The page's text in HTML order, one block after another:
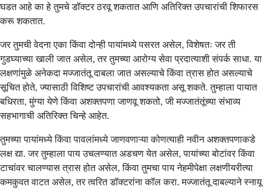
घडत आहे का हे तुमचे डॉक्टर ठरवू शकतात आणि अतिरिक्त उपचारांची शिफारस
करू शकतात.
जर तुमची वेदना एका किंवा दोन्ही पायांमध्ये पसरत असेल, विशेषतः जर ती
गुडघ्याच्या खाली जात असेल, तर तुमच्या आरोग्य सेवा प्रदात्याशी संपर्क साधा. या
लक्षणांमुळे अनेकदा मज्जातंतू दाबला जात असल्याचे किंवा त्रास होत असल्याचे
सूचित होते, ज्यासाठी विशिष्ट उपचारांची आवश्यकता असू शकते. तुम्हाला पायात
बधिरता, मुंग्या येणे किंवा अशक्तपणा जाणवू शकतो, जी मज्जातंतूंच्या संभाव्य
सहभागाची अतिरिक्त चिन्हे आहेत.
तुमच्या पायांमध्ये किंवा पावलांमध्ये जाणवणाऱ्या कोणत्याही नवीन अशक्तपणाकडे
लक्ष द्या. जर तुम्हाला पाय उचलण्यात अडचण येत असेल, पायांच्या बोटांवर किंवा
टाचांवर चालण्यास त्रास होत असेल, किंवा तुमचा पाय नेहमीपेक्षा लक्षणीयरीत्या
कमकुवत वाटत असेल, तर त्वरित डॉक्टरांना कॉल करा. मज्जातंतू दाबल्याने स्नायू